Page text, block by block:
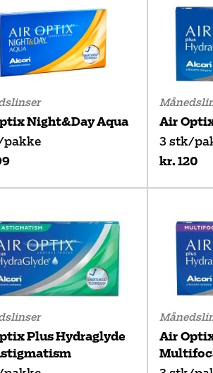
Night&Day Aqua
pakke
Air
3 stk/
kr. 120
Plus Hydraglyde
Air